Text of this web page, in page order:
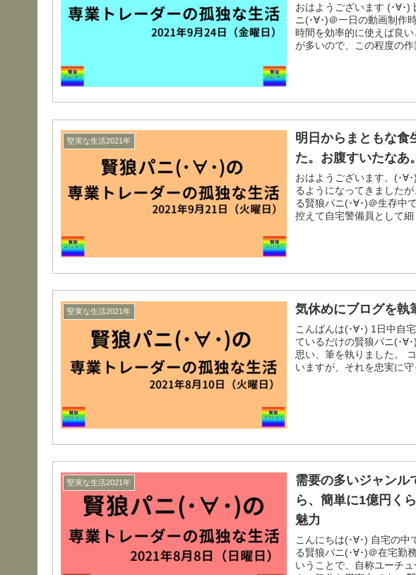
おはようございます (･∀･) 比較的多忙な日常を過ごしている賢狼パ
ニ(･∀･)＠一日の動画制作
時間を効率的に使えば良
が多いので、この程度の作
堅実な生活2021年
明日からまともな食
た。お腹すいたなあ。
おはようございます。(･∀･) 季節はいつの間にか、秋の気配を
るようになってきました
る賢狼パニ(･∀･)＠生存中です。 大好きな夏だというの
控えて自宅警備員として細
堅実な生活2021年 気休めにブログを執
こんばんは(･∀･) 1日中自宅に引き籠ってパソコン操作を繰り返し
ているだけの賢狼パニ(･∀
思い、筆を執りました。 コロナで外出を控えるようにと言われて
いますが、それを忠実に守
堅実な生活2021年
需要の多いジャンル
ら、簡単に1億円く
魅力
こんにちは(･∀･) 自宅の中でコツコツと動画を作る日々が続いてい
る賢狼パニ(･∀･)＠在宅勤
いうことで、自称ユーチ